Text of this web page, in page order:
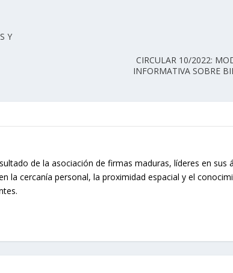
Y
CIRCULAR 10/2022:
INFORMATIVA SOBRE
de la asociación de firmas maduras, líderes en sus
la cercanía personal, la proximidad espacial y el